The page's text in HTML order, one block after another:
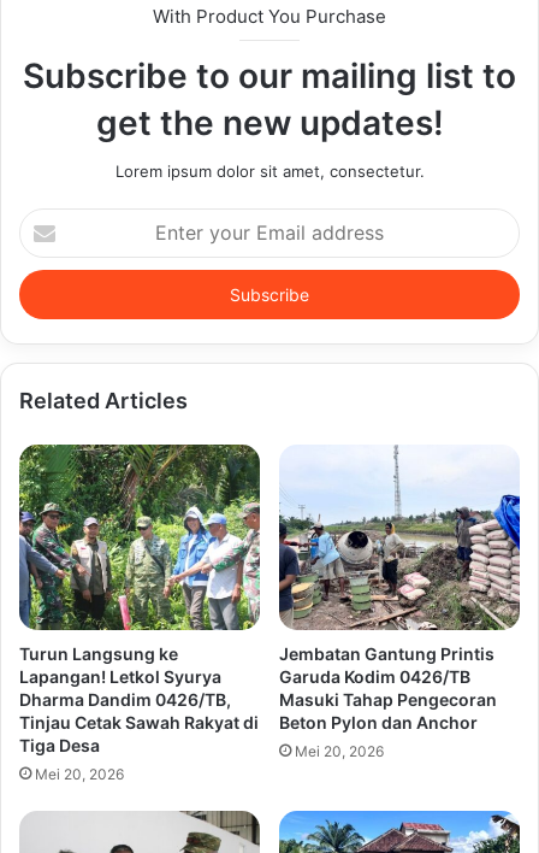
With Product You Purchase
Subscribe to our mailing list to
get the new updates!
Lorem ipsum dolor sit amet, consectetur.
Enter
your
Email
address
Related Articles
Turun Langsung ke
Lapangan! Letkol Syurya
Dharma Dandim 0426/TB,
Tinjau Cetak Sawah Rakyat di
Tiga Desa
Mei 20, 2026
Jembatan Gantung Printis
Garuda Kodim 0426/TB
Masuki Tahap Pengecoran
Beton Pylon dan Anchor
Mei 20, 2026